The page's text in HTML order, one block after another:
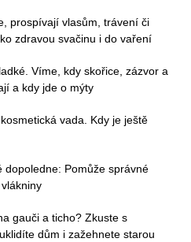
prospívají vlasům, trávení či
zdravou svačinu i do vaření
Víme, kdy skořice, zázvor a
a kdy jde o mýty
vada. Kdy je ještě
Pomůže správné
gauči a ticho? Zkuste s
dům i zažehnete starou